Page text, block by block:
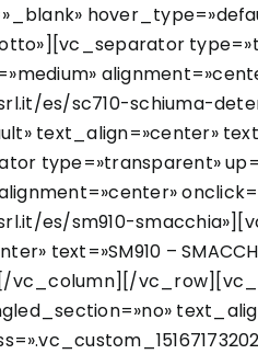
es/sc710-schiuma-
text_align=»center»
type=»transparent»
es/sm910-
text=»SM910 –
vc_column][/